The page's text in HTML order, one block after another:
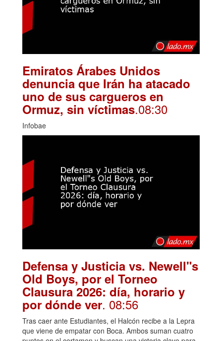
Emiratos Árabes Unidos
denuncia que Irán ha atacado
uno de sus cargueros en
Ormuz, sin víctimas.08:30
Infobae
Defensa y Justicia vs. Newell"s
Old Boys, por el Torneo
Clausura 2026: día, horario y
por dónde ver. 08:56
Tras caer ante Estudiantes, el Halcón recibe a la Lepra
que viene de empatar con Boca. Ambos suman cuatro